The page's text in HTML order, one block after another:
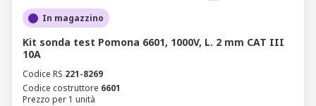
In magazzino
Kit sonda test Pomona 6601, 1000V, L. 2 mm CAT III
10A
Codice RS 221-8269
Codice costruttore 6601
Prezzo per 1 unità